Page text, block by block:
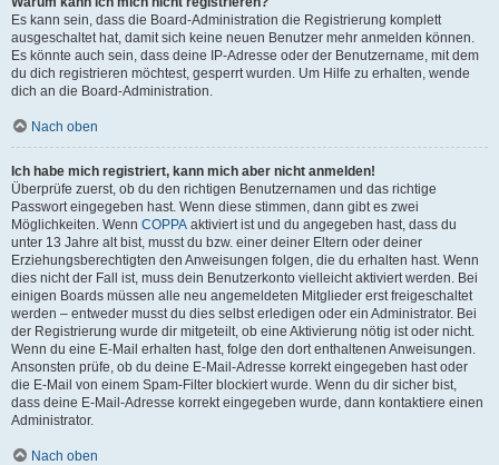
Es kann sein, dass die Board-Administration die Registrierung komplett
ausgeschaltet hat, damit sich keine neuen Benutzer mehr anmelden können.
Es könnte auch sein, dass deine IP-Adresse oder der Benutzername, mit dem
du dich registrieren möchtest, gesperrt wurden. Um Hilfe zu erhalten, wende
dich an die Board-Administration.
Nach oben
Ich habe mich registriert, kann mich aber nicht anmelden!
Überprüfe zuerst, ob du den richtigen Benutzernamen und das richtige
Passwort eingegeben hast. Wenn diese stimmen, dann gibt es zwei
Möglichkeiten. Wenn COPPA aktiviert ist und du angegeben hast, dass du
unter 13 Jahre alt bist, musst du bzw. einer deiner Eltern oder deiner
Erziehungsberechtigten den Anweisungen folgen, die du erhalten hast. Wenn
dies nicht der Fall ist, muss dein Benutzerkonto vielleicht aktiviert werden. Bei
einigen Boards müssen alle neu angemeldeten Mitglieder erst freigeschaltet
werden – entweder musst du dies selbst erledigen oder ein Administrator. Bei
der Registrierung wurde dir mitgeteilt, ob eine Aktivierung nötig ist oder nicht.
Wenn du eine E-Mail erhalten hast, folge den dort enthaltenen Anweisungen.
Ansonsten prüfe, ob du deine E-Mail-Adresse korrekt eingegeben hast oder
die E-Mail von einem Spam-Filter blockiert wurde. Wenn du dir sicher bist,
dass deine E-Mail-Adresse korrekt eingegeben wurde, dann kontaktiere einen
Administrator.
Nach oben